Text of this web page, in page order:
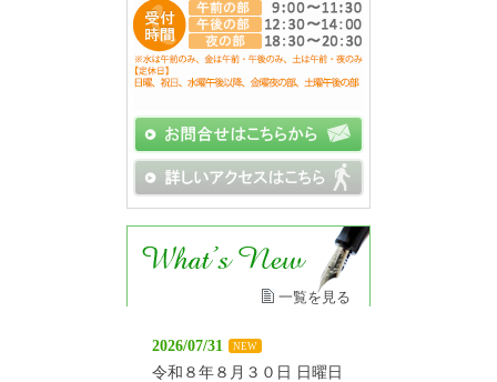
一覧を見る
2026/07/31 NEW
令和８年８月３０日 日曜日